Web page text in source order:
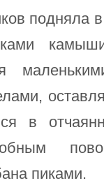
подняла
в
пиками.